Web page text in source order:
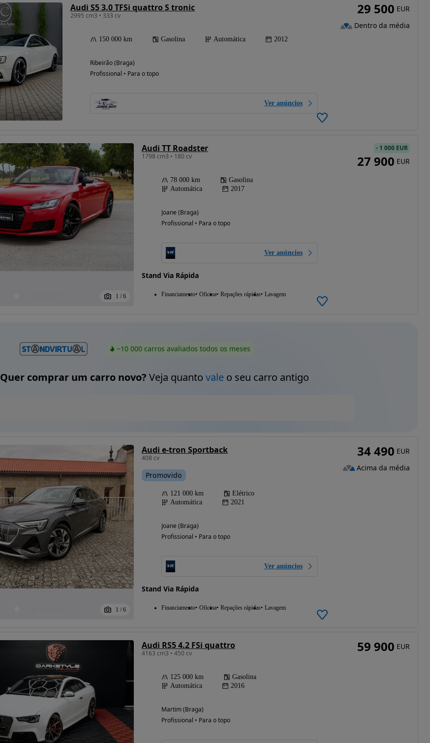
Audi S5 3.0 TFSi quattro S tronic
2995 cm3 • 333 cv
150 000 km Gasolina Automática 2012
Ribeirão (Braga)
Profissional • Para o topo
Ver anúncios
29 500 EUR
Dentro da média
1 / 6
Audi TT Roadster
1798 cm3 • 180 cv
78 000 km
Gasolina
Automática
2017
Joane (Braga)
Profissional • Para o topo
Ver anúncios
Stand Via Rápida
Financiamento Oficina Repações rápidas Lavagem
- 1 000 EUR
27 900 EUR
~10 000 carros avaliados todos os meses
Quer comprar um carro novo? Veja quanto valeo seu carro antigo
1 / 6
Audi e-tron Sportback
408 cv
Promovido
121 000 km
Elétrico
Automática
2021
Joane (Braga)
Profissional • Para o topo
Ver anúncios
Stand Via Rápida
Financiamento Oficina Repações rápidas Lavagem
34 490 EUR
Acima da média
Audi RS5 4.2 FSi quattro
4163 cm3 • 450 cv
125 000 km
Gasolina
Automática
2016
Martim (Braga)
Profissional • Para o topo
59 900 EUR